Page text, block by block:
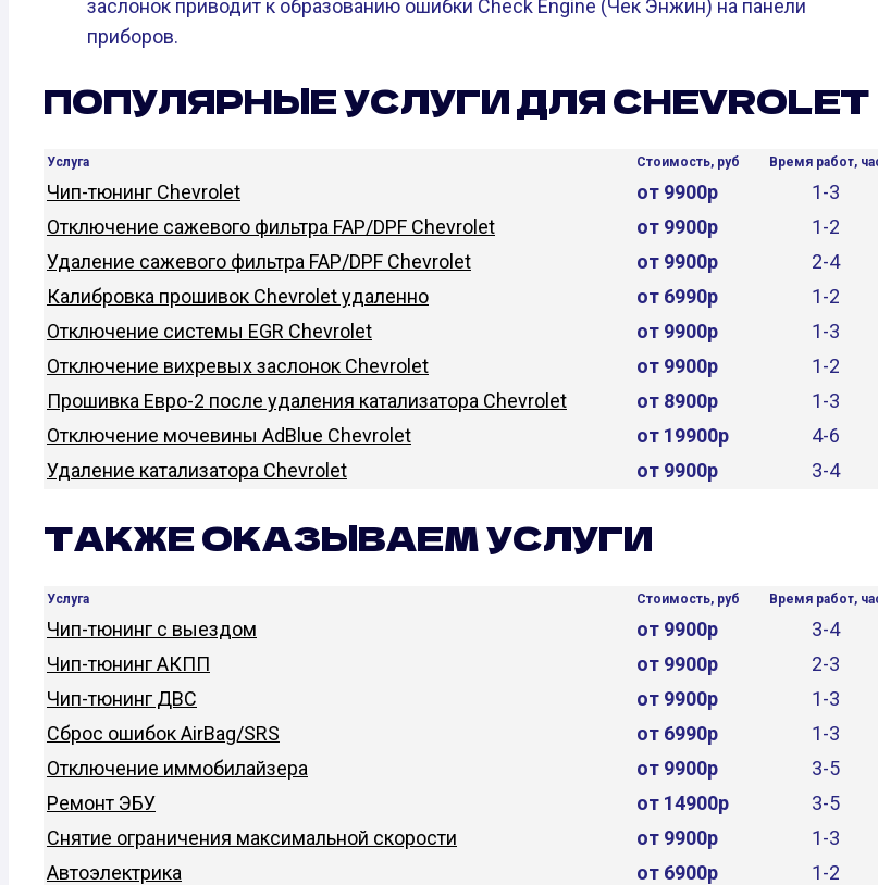
заслонок приводит к образованию ошибки Check Engine (Чек Энжин) на панели
приборов.
ПОПУЛЯРНЫЕ УСЛУГИ ДЛЯ CHEVROLET
Услуга Стоимость, руб Время работ,
Чип-тюнинг Chevrolet от 9900р
1-3
Отключение сажевого фильтра FAP/DPF Chevrolet
от 9900р
1-2
Удаление сажевого фильтра FAP/DPF Chevrolet
от 9900р
2-4
Калибровка прошивок Chevrolet удаленно
от 6990р
1-2
Отключение системы EGR Chevrolet
от 9900р
1-3
Отключение вихревых заслонок Chevrolet
от 9900р
1-2
Прошивка Евро-2 после удаления катализатора Chevrolet
от 8900р
1-3
Отключение мочевины AdBlue Chevrolet
от 19900р
4-6
Удаление катализатора Chevrolet
от 9900р 3-4
ТАКЖЕ ОКАЗЫВАЕМ УСЛУГИ
Услуга Стоимость, руб Время работ,
Чип-тюнинг с выездом от 9900р
3-4
Чип-тюнинг АКПП
от 9900р
2-3
Чип-тюнинг ДВС
от 9900р
1-3
Сброс ошибок AirBag/SRS
от 6990р
1-3
Отключение иммобилайзера
от 9900р
3-5
Ремонт ЭБУ
от 14900р
3-5
Снятие ограничения максимальной скорости
от 9900р
1-3
Автоэлектрика
от 6900р
1-2